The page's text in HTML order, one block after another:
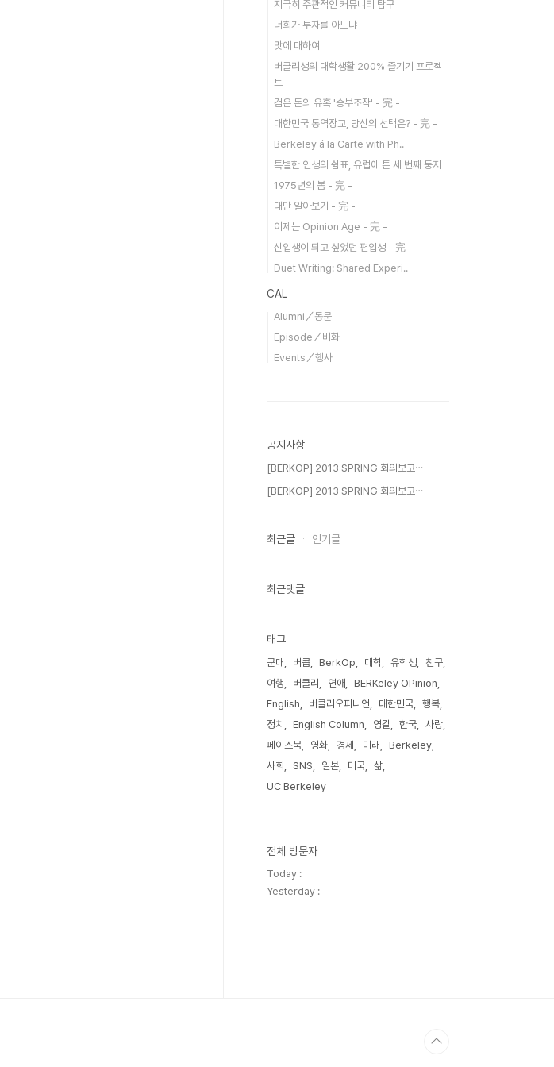
지극히 주관적인 커뮤니티 탐구
너희가 투자를 아느냐
맛에 대하여
버클리생의 대학생활 200% 즐기기 프로젝
트
검은 돈의 유혹 '승부조작' - 完 -
대한민국 통역장교, 당신의 선택은? - 完 -
Berkeley á la Carte with Ph..
특별한 인생의 쉼표, 유럽에 튼 세 번째 둥지
1975년의 봄 - 完 -
대만 알아보기 - 完 -
이제는 Opinion Age - 完 -
신입생이 되고 싶었던 편입생 - 完 -
Duet Writing: Shared Experi..
CAL
Alumni／동문
Episode／비화
Events／행사
공지사항
[BERKOP] 2013 SPRING 회의보고⋯
[BERKOP] 2013 SPRING 회의보고⋯
최근글 인기글
최근댓글
태그
군대 버콥 BerkOp 대학 유학생
친구
여행
버클리 연애
BERKeley OPinion
English
버클리오피니언 대한민국
행복
정치
English Column 영칼 한국
사랑
페이스북
영화 경제 미래
Berkeley
사회
SNS 일본 미국
삶
UC Berkeley
전체 방문자
Today :
Yesterday :